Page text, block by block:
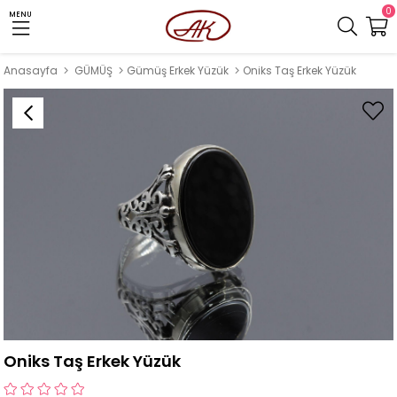
MENU 0
Anasayfa GÜMÜŞ Gümüş Erkek Yüzük Oniks Taş Erkek Yüzük
Oniks Taş Erkek Yüzük